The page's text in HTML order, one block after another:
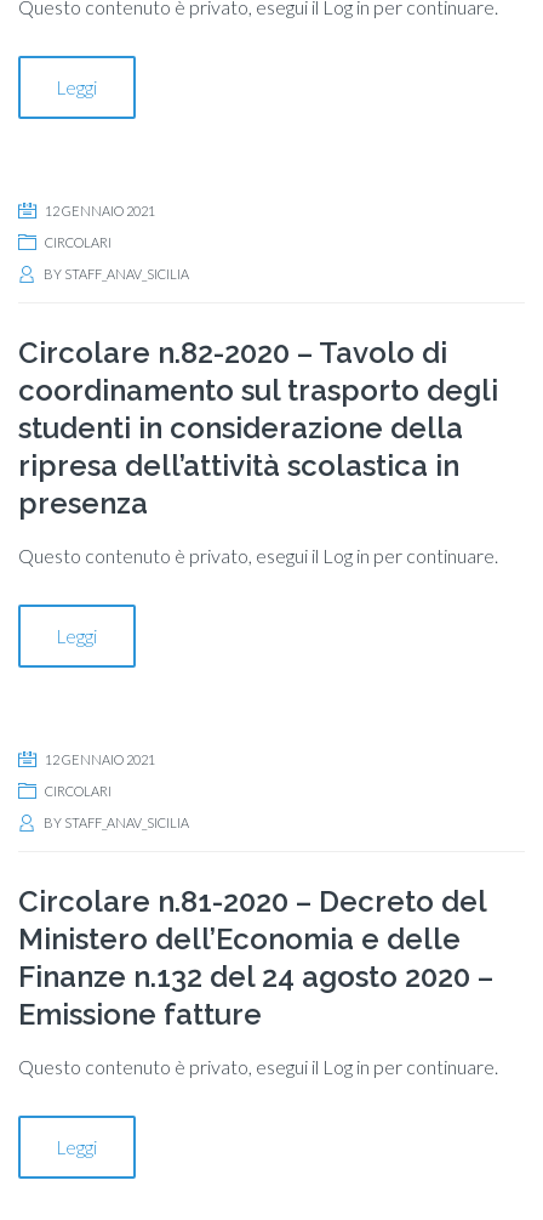
Questo contenuto è privato, esegui il Log in per continuare.
Leggi
12 GENNAIO 2021
CIRCOLARI
BY STAFF_ANAV_SICILIA
Circolare n.82-2020 – Tavolo di
coordinamento sul trasporto degli
studenti in considerazione della
ripresa dell’attività scolastica in
presenza
Questo contenuto è privato, esegui il Log in per continuare.
Leggi
12 GENNAIO 2021
CIRCOLARI
BY STAFF_ANAV_SICILIA
Circolare n.81-2020 – Decreto del
Ministero dell’Economia e delle
Finanze n.132 del 24 agosto 2020 –
Emissione fatture
Questo contenuto è privato, esegui il Log in per continuare.
Leggi